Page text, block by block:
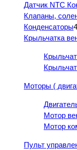
Датчик NTC
Клапаны,
Конденсаторы4
Крыльчатка
Моторы (
Мотор
Мотор
Пульт